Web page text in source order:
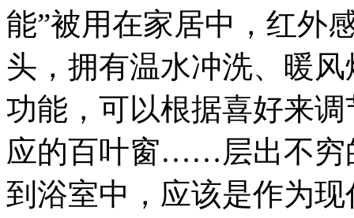
能”被用在家居中，红外
头，拥有温水冲洗、暖
功能，可以根据喜好来
应的百叶窗……层出不穷
到浴室中，应该是作为